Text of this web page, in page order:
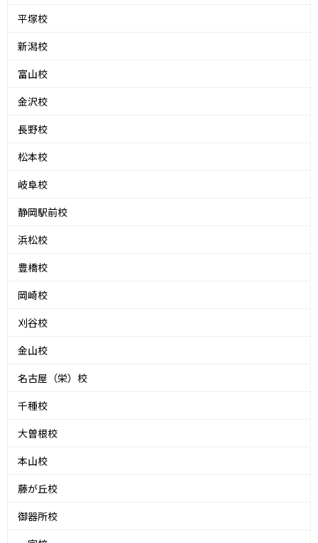
平塚校
新潟校
富山校
金沢校
長野校
松本校
岐阜校
静岡駅前校
浜松校
豊橋校
岡崎校
刈谷校
金山校
名古屋（栄）校
千種校
大曽根校
本山校
藤が丘校
御器所校